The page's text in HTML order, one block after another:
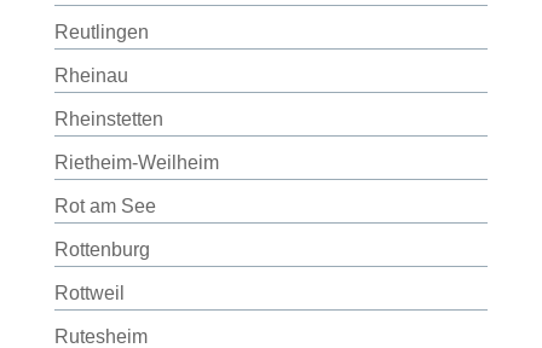
Reutlingen
Rheinau
Rheinstetten
Rietheim-Weilheim
Rot am See
Rottenburg
Rottweil
Rutesheim